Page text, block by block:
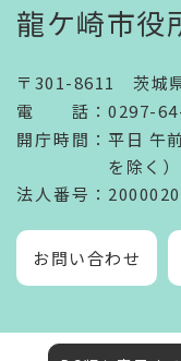
龍ケ崎市役
〒301-8611 茨城
電話 ： 0297-
開庁時間 ： 平日 午
を除く）
法人番号 ：
お問い合わせ